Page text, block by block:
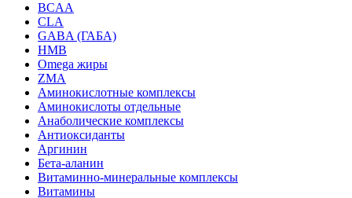
BCAA
CLA
GABA (ГАБА)
HMB
Omega жиры
ZMA
Аминокислотные комплексы
Аминокислоты отдельные
Анаболические комплексы
Антиоксиданты
Аргинин
Бета-аланин
Витаминно-минеральные комплексы
Витамины